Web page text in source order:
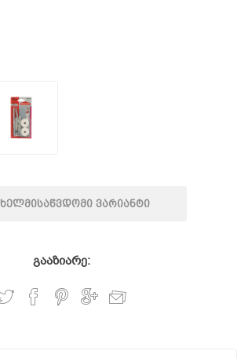
ხელმისაწვდომი ვარიანტი
გააზიარე: